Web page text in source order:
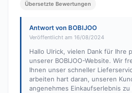
Übersetzte Bewertungen
Antwort von BOBIJOO
Veröffentlicht am 16/08/2024
Hallo Ulrick, vielen Dank für Ihre
unserer BOBIJOO-Website. Wir
Ihnen unser schneller
arbeiten hart daran, unseren
angenehmes Einkaufserlebnis